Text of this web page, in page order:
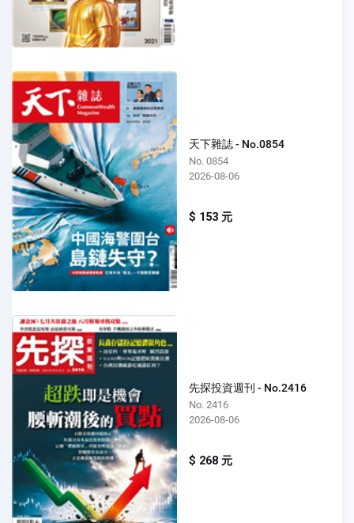
天下雜誌 - No.0854
No. 0854
2026-08-06
$ 153 元
先探投資週刊 - No.2416
No. 2416
2026-08-06
$ 268 元